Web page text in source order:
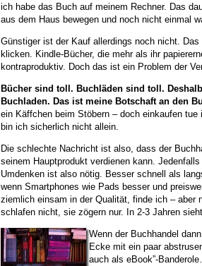
ich habe das Buch auf meinem Rechner. Das
aus dem Haus bewegen und noch nicht einmal
Günstiger ist der Kauf allerdings noch nicht.
klicken. Kindle-Bücher, die mehr als ihr
kontraproduktiv. Doch das ist ein Problem der
Bücher sind toll. Buchläden sind toll.
Buchladen. Das ist meine Botschaft an den
ein Käffchen beim Stöbern – doch einkaufen
bin ich sicherlich nicht allein.
Die schlechte Nachricht ist also, dass der
seinem Hauptprodukt verdienen kann.
Umdenken ist also nötig. Besser schnell als
wenn Smartphones wie Pads besser und
ziemlich einsam in der Qualität, finde ich – aber
schlafen nicht, sie zögern nur. In 2-3 Jahren
Wenn der Buchhandel
Ecke mit ein paar
auch als eBook”-